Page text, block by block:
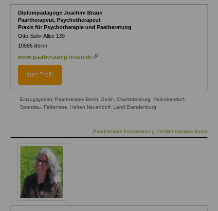
Diplompädagoge Joachim Braun
Paartherapeut, Psychotherapeut
Praxis für Psychotherapie und Paarberatung
Otto-Suhr-Allee 139
10585 Berlin
www.paarberatung-braun.de (link
zum Profil
Einzugsgebiet: Paartherapie Berlin, Berlin, Charlottenburg, Reinickendorf,
Spandau, Falkensee, Hohen Neuendorf, Land Brandenburg
Paartherapie Paarberatung Familientherapie Berlin